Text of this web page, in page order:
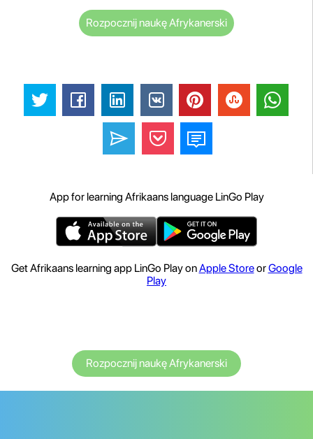
Rozpocznij naukę Afrykanerski
App for learning Afrikaans language LinGo Play
Get Afrikaans learning app LinGo Play onApple StoreorGoogle
Play
Rozpocznij naukę Afrykanerski